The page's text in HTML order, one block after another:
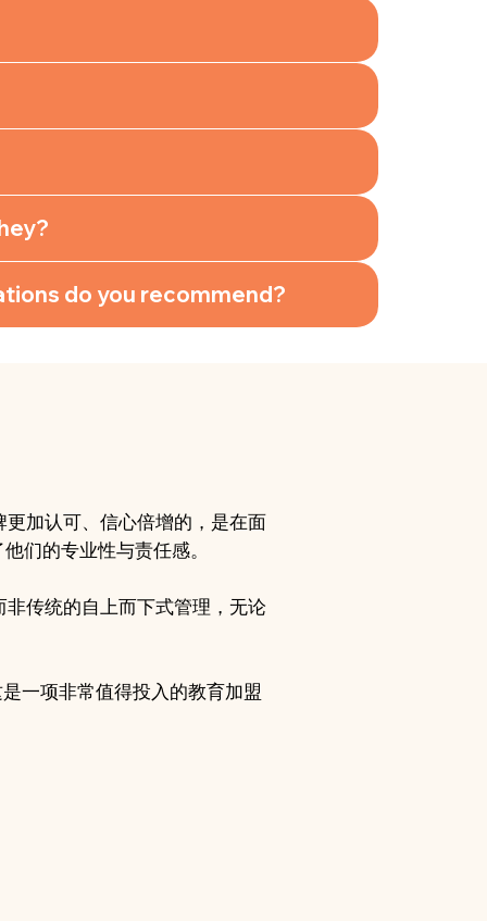
do you recommend?
加认可、信心倍增的，是在面
们的专业性与责任感。
传统的自上而下式管理，无论
一项非常值得投入的教育加盟